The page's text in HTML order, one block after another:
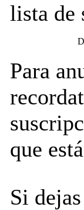
lista de
Para
que
Si